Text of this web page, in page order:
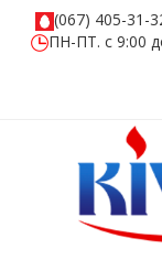
(067) 405-31-
ПН-ПТ. с 9:00